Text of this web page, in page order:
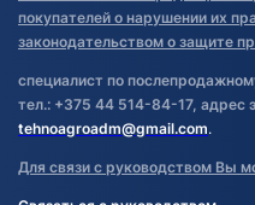
покупателей о нарушении их
законодательством о защите
специалист по
тел.: +375 44 514-84-17, адрес
tehnoagroadm@gmail.com.
Для связи с руководством Вы